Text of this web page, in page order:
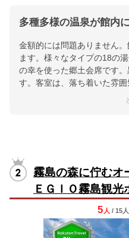
多種多様の温泉が館内
金額的には問題ありません
ます。様々なタイプの18の
の幸を使った郷土会席です
す。客室は、落ち着いた雰囲
霧島の森に佇む
ＥＧＩＯ霧島観光
5 人 / 15人